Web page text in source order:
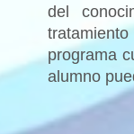
del
programa
alumno